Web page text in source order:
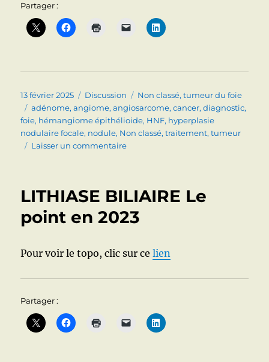
Partager :
Publié
le
13 février 2025 Format
Discussion Catégories
Non classé,tumeur du foie
Étiquettes
adénome,angiome,angiosarcome,cancer,diagnostic,
foie, hémangiome épithélioide, HNF, hyperplasie
nodulaire focale, nodule, Non classé,traitement,tumeur
Laisser un commentairesur
LITHIASE BILIAIRE Le
point en 2023
Pour voir le topo, clic sur celien
Partager :